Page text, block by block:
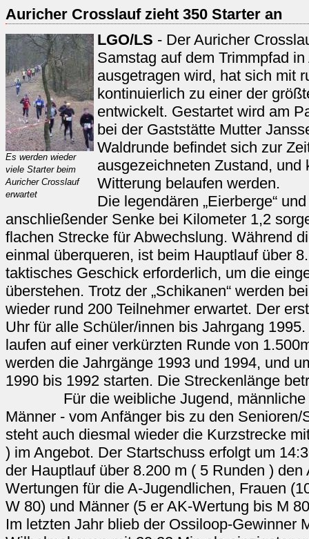
Auricher Crosslauf zieht 350 Starter an
Es werden wieder
viele Starter beim
Auricher Crosslauf
erwartet
LGO/LS - Der Auricher
Samstag auf dem Trimmpfad
ausgetragen wird, hat sich mit
kontinuierlich zu einer der
entwickelt. Gestartet wird am
bei der Gaststätte Mutter
Waldrunde befindet sich zur
ausgezeichneten Zustand, und
Witterung belaufen werden.
Die legendären „Eierberge“
anschließender Senke bei Kilometer 1,2
flachen Strecke für Abwechslung. Während
einmal überqueren, ist beim Hauptlauf über
taktisches Geschick erforderlich, um die
überstehen. Trotz der „Schikanen“ werden
wieder rund 200 Teilnehmer erwartet. Der
Uhr für alle Schüler/innen bis Jahrgang
laufen auf einer verkürzten Runde von
werden die Jahrgänge 1993 und 1994, und
1990 bis 1992 starten. Die Streckenlänge
Für die weibliche Jugend, männliche
Männer - vom Anfänger bis zu den
steht auch diesmal wieder die Kurzstrecke
) im Angebot. Der Startschuss erfolgt um
der Hauptlauf über 8.200 m ( 5 Runden )
Wertungen für die A-Jugendlichen, Frauen
W 80) und Männer (5 er AK-Wertung bis M
Im letzten Jahr blieb der Ossiloop-Gewinner